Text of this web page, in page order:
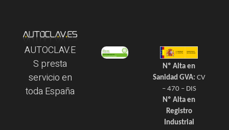
AUTOCLAV.E
S presta
servicio en
toda España
Nº Alta en
Sanidad GVA: CV
– 470 – DIS
Nº Alta en
Registro
Industrial